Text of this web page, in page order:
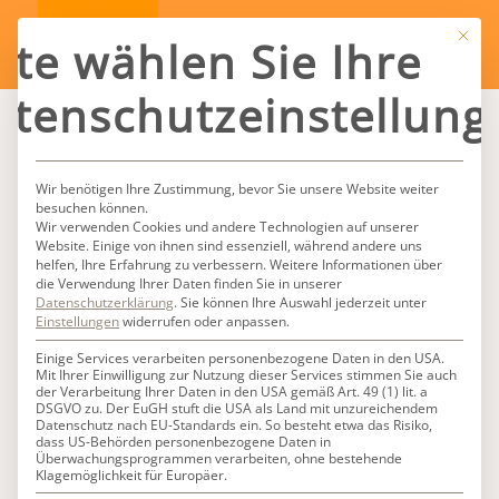
Mit
wählen Sie Ihre
Wir benötigen Ihre Zustimmung, bevor Sie unsere Website weiter
besuchen können.
Wir verwenden Cookies und andere Technologien auf unserer
Website. Einige von ihnen sind essenziell, während andere uns
helfen, Ihre Erfahrung zu verbessern.Weitere Informationen über
die Verwendung Ihrer Daten finden Sie in unserer
Datenschutzerklärung.Sie können Ihre Auswahl jederzeit unter
Einstellungenwiderrufen oder anpassen.
Einige Services verarbeiten personenbezogene Daten in den USA.
Mit Ihrer Einwilligung zur Nutzung dieser Services stimmen Sie auch
der Verarbeitung Ihrer Daten in den USA gemäß Art. 49 (1) lit. a
DSGVO zu. Der EuGH stuft die USA als Land mit unzureichendem
Datenschutz nach EU-Standards ein. So besteht etwa das Risiko,
dass US-Behörden personenbezogene Daten in
Überwachungsprogrammen verarbeiten, ohne bestehende
Klagemöglichkeit für Europäer.